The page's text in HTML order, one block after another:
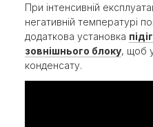
При інтенсивній
негативній температурі
додаткова установка
зовнішнього блоку, щоб
конденсату.